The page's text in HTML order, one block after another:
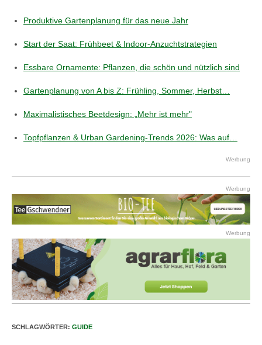
Produktive Gartenplanung für das neue Jahr
Start der Saat: Frühbeet & Indoor‑Anzuchtstrategien
Essbare Ornamente: Pflanzen, die schön und nützlich sind
Gartenplanung von A bis Z: Frühling, Sommer, Herbst…
Maximalistisches Beetdesign: „Mehr ist mehr"
Topfpflanzen & Urban Gardening-Trends 2026: Was auf…
Werbung
Werbung
Werbung
SCHLAGWÖRTER: GUIDE